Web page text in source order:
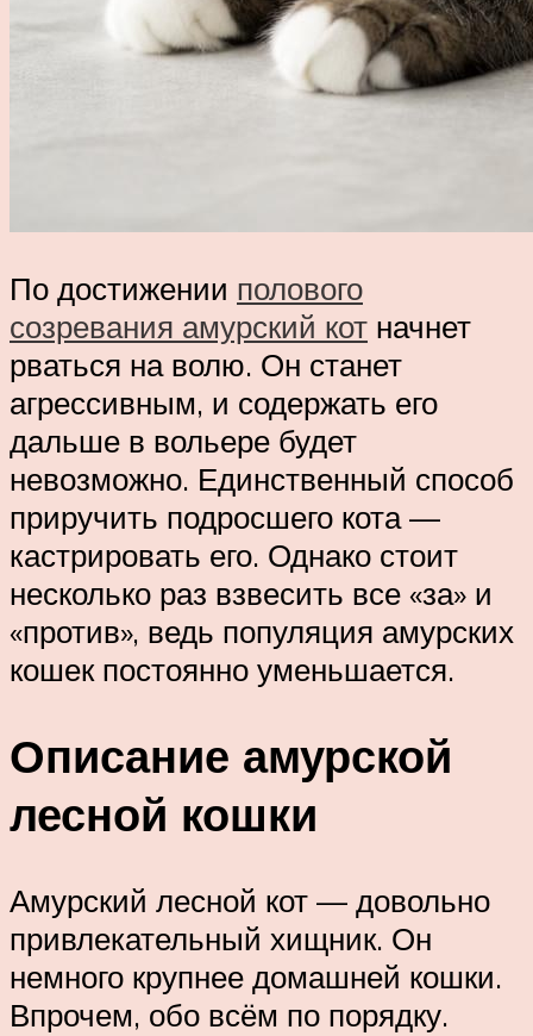
По достижении полового
созревания амурский кот начнет
рваться на волю. Он станет
агрессивным, и содержать его
дальше в вольере будет
невозможно. Единственный способ
приручить подросшего кота —
кастрировать его. Однако стоит
несколько раз взвесить все «за» и
«против», ведь популяция амурских
кошек постоянно уменьшается.
Описание амурской
лесной кошки
Амурский лесной кот — довольно
привлекательный хищник. Он
немного крупнее домашней кошки.
Впрочем, обо всём по порядку.